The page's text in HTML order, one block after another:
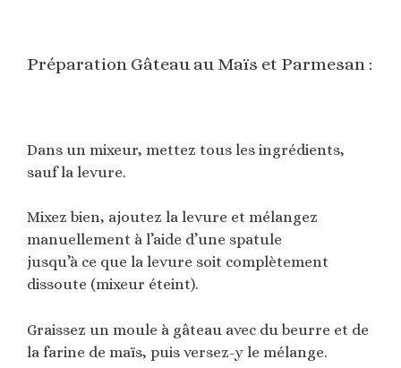
Préparation Gâteau au Maïs et Parmesan :
Dans un mixeur, mettez tous les ingrédients,
sauf la levure.
Mixez bien, ajoutez la levure et mélangez
manuellement à l’aide d’une spatule
jusqu’à ce que la levure soit complètement
dissoute (mixeur éteint).
Graissez un moule à gâteau avec du beurre et de
la farine de maïs, puis versez-y le mélange.